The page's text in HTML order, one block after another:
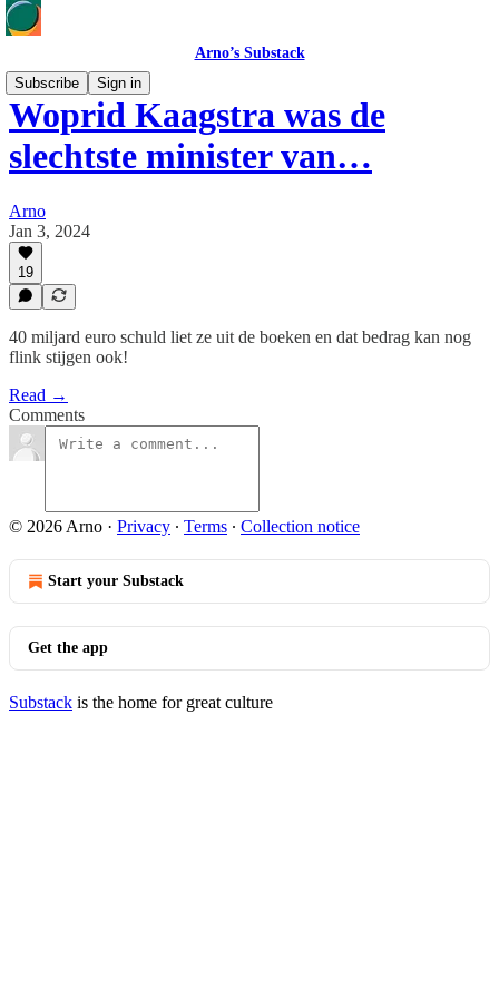
Arno’s Substack
Subscribe
Sign in
Woprid Kaagstra was de
slechtste minister van…
Arno
Jan 3, 2024
19
40 miljard euro schuld liet ze uit de boeken en dat bedrag kan nog
flink stijgen ook!
Read →
Comments
© 2026 Arno · Privacy ∙ Terms ∙ Collection notice
Start your Substack
Get the app
Substack is the home for great culture